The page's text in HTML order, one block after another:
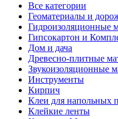
Все категории
Геоматериалы и
Гидроизоляционные
Гипсокартон и
Дом и дача
Древесно-плитные
Звукоизоляционные
Инструменты
Кирпич
Клеи для напольных
Клейкие ленты